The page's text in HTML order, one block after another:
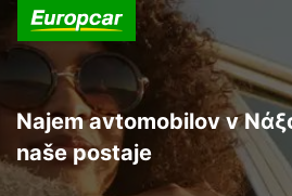
Najem avtomobilov v
naše postaje